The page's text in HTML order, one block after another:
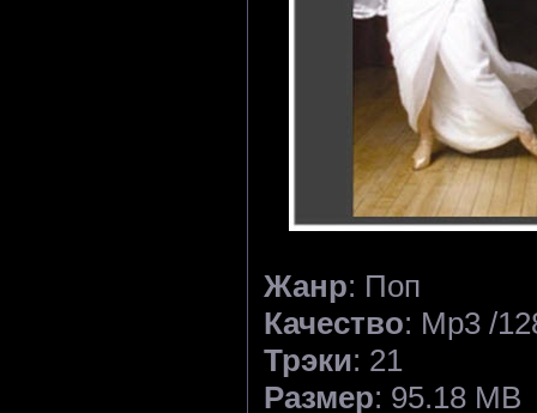
Жанр: Поп
Качество: Mp3 /
Трэки: 21
Размер: 95.18 MB